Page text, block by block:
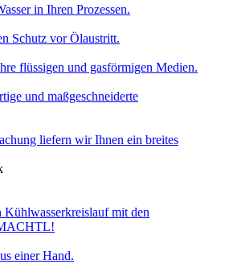
in Ihren Prozessen.
Schutz vor Ölaustritt.
flüssigen und gasförmigen Medien.
und maßgeschneiderte
liefern wir Ihnen ein breites
mit den
einer Hand.